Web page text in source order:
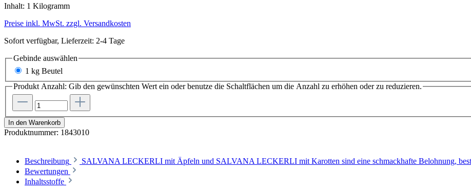
Inhalt: 1 Kilogramm
Preise inkl. MwSt. zzgl. Versandkosten
Sofort verfügbar, Lieferzeit: 2-4 Tage
Gebinde auswählen
1 kg Beutel
Produkt Anzahl: Gib den gewünschten Wert ein oder benutze die Schaltflächen um die Anzahl zu erhöhen oder zu reduzieren.
In den Warenkorb
Produktnummer: 1843010
Beschreibung SALVANA LECKERLI mit Äpfeln und SALVANA LECKERLI mit Karotten sind eine schmackhafte Belohnung,
Bewertungen
Inhaltsstoffe